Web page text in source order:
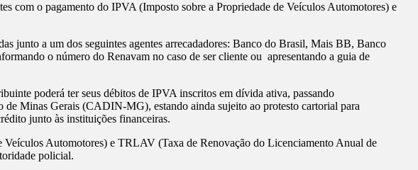
com o pagamento do IPVA (Imposto sobre a Propriedade de Veículos Automotores) e
junto a um dos seguintes agentes arrecadadores: Banco do Brasil, Mais BB, Banco
o número do Renavam no caso de ser cliente ou apresentando a guia de
poderá ter seus débitos de IPVA inscritos em dívida ativa, passando
Minas Gerais (CADIN-MG), estando ainda sujeito ao protesto cartorial para
junto às instituições financeiras.
Automotores) e TRLAV (Taxa de Renovação do Licenciamento Anual de
policial.